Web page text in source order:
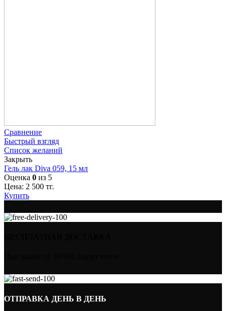
Сравнение
Быстрый взгляд
Список желаний
Закрыть
Гель лак Diva 059, 15 мл
Оценка 0 из 5
Цена: 2 500 тг.
Купить
ОТПРАВКА ДЕНЬ В ДЕНЬ